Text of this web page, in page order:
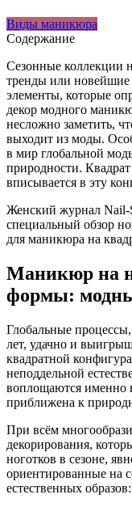
Виды маникюра
Содержание
Сезонные коллекции
тренды или
элементы, которые
декор модного
несложно заметить,
выходит из моды.
в мир глобальной
природности.
вписывается в эту
Женский журнал Nail-
специальный обзор
для маникюра на
Маникюр на
формы:
Глобальные
лет, удачно и
квадратной
неподдельной
воплощаются именно
приближена к
При всём
декорирования,
ноготков в сезоне,
ориентированные на
естественных образов: